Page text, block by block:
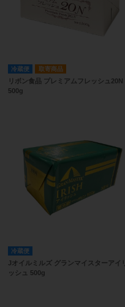
冷蔵便 取寄商品
リボン食品 プレミアムフレッシュ20N
500g
冷蔵便
Jオイルミルズ グランマイスターアイリ
ッシュ 500g